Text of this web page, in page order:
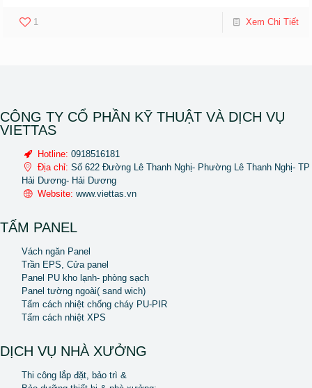
1 Xem Chi Tiết
CÔNG TY CỔ PHẦN KỸ THUẬT VÀ DỊCH VỤ
VIETTAS
Hotline: 0918516181
Địa chỉ: Số 622 Đường Lê Thanh Nghị- Phường Lê Thanh Nghị- TP
Hải Dương- Hải Dương
Website: www.viettas.vn
TẤM PANEL
Vách ngăn Panel
Trần EPS, Cửa panel
Panel PU kho lạnh- phòng sạch
Panel tường ngoài( sand wich)
Tấm cách nhiệt chống cháy PU-PIR
Tấm cách nhiệt XPS
DỊCH VỤ NHÀ XƯỞNG
Thi công lắp đặt, bảo trì &